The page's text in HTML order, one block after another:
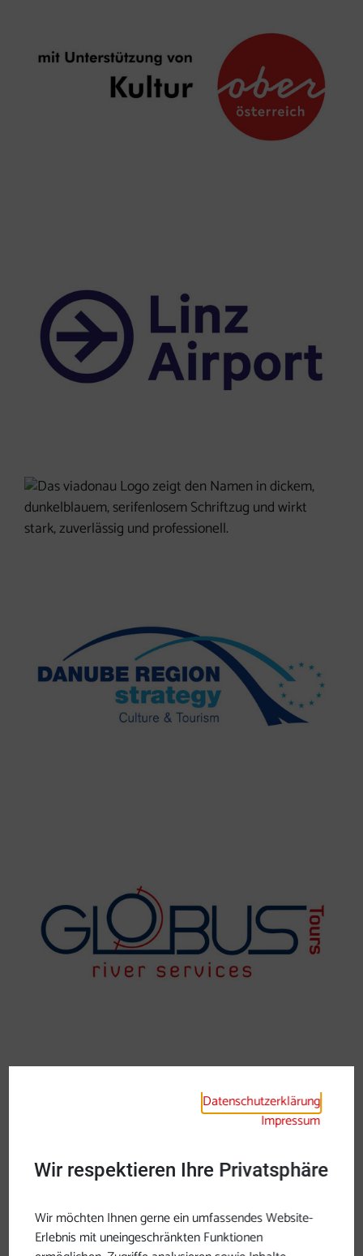
Datenschutzerklärung
Impressum
Wir respektieren Ihre Privatsphäre
Wir möchten Ihnen gerne ein umfassendes Website-
Erlebnis mit uneingeschränkten Funktionen